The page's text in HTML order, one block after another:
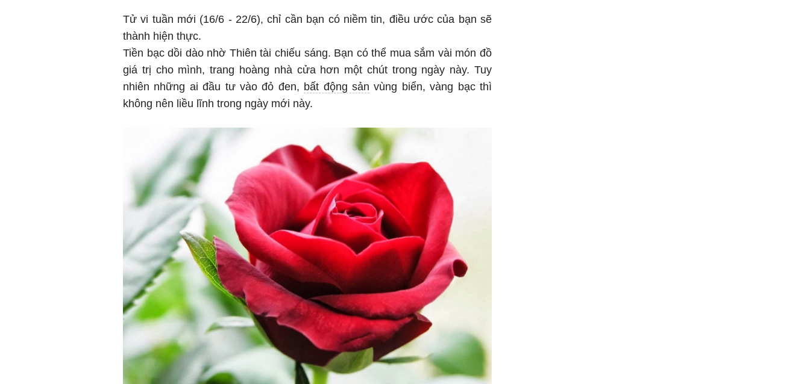
Tử vi tuần mới (16/6 - 22/6), chỉ cần bạn có niềm tin, điều ước của bạn sẽ
thành hiện thực.
Tiền bạc dồi dào nhờ Thiên tài chiếu sáng. Bạn có thể mua sắm vài món đồ
giá trị cho mình, trang hoàng nhà cửa hơn một chút trong ngày này. Tuy
nhiên những ai đầu tư vào đỏ đen, bất động sản vùng biển, vàng bạc thì
không nên liều lĩnh trong ngày mới này.